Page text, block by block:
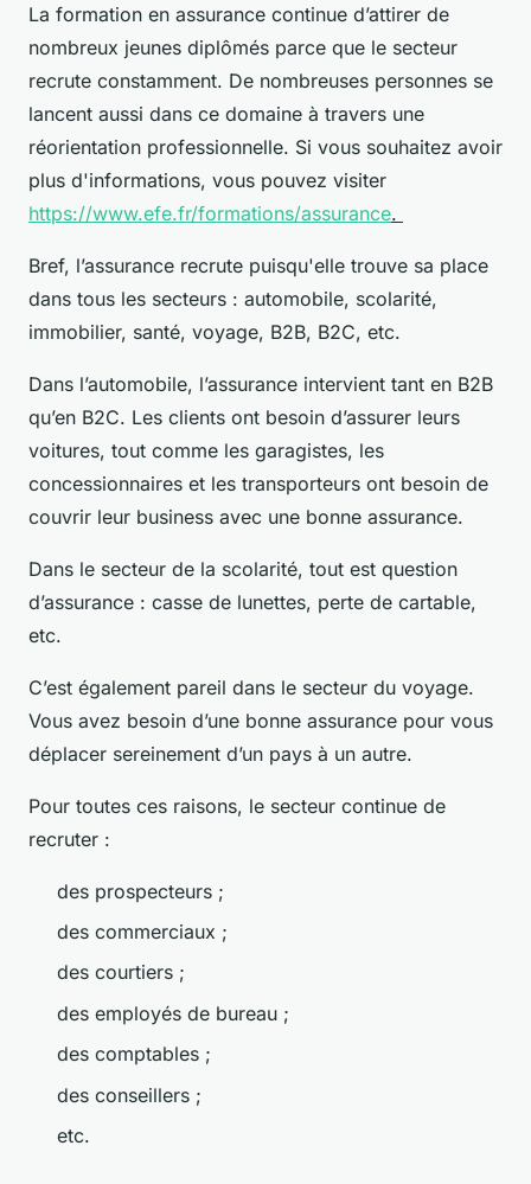
La formation en assurance continue d’attirer de
nombreux jeunes diplômés parce que le secteur
recrute constamment. De nombreuses personnes se
lancent aussi dans ce domaine à travers une
réorientation professionnelle. Si vous souhaitez avoir
plus d'informations, vous pouvez visiter
https://www.efe.fr/formations/assurance.
Bref, l’assurance recrute puisqu'elle trouve sa place
dans tous les secteurs : automobile, scolarité,
immobilier, santé, voyage, B2B, B2C, etc.
Dans l’automobile, l’assurance intervient tant en B2B
qu’en B2C. Les clients ont besoin d’assurer leurs
voitures, tout comme les garagistes, les
concessionnaires et les transporteurs ont besoin de
couvrir leur business avec une bonne assurance.
Dans le secteur de la scolarité, tout est question
d’assurance : casse de lunettes, perte de cartable,
etc.
C’est également pareil dans le secteur du voyage.
Vous avez besoin d’une bonne assurance pour vous
déplacer sereinement d’un pays à un autre.
Pour toutes ces raisons, le secteur continue de
recruter :
des prospecteurs ;
des commerciaux ;
des courtiers ;
des employés de bureau ;
des comptables ;
des conseillers ;
etc.